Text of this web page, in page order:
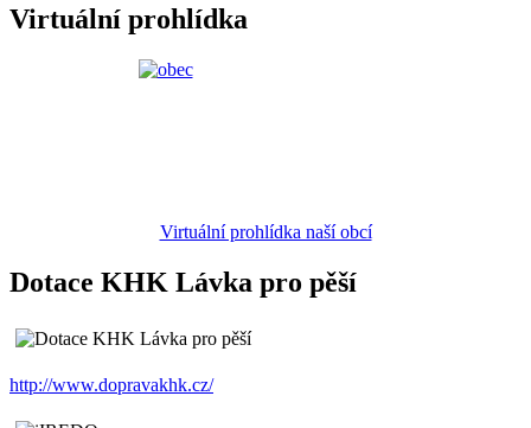
Virtuální prohlídka
Virtuální prohlídka naší obcí
Dotace KHK Lávka pro pěší
http://www.dopravakhk.cz/